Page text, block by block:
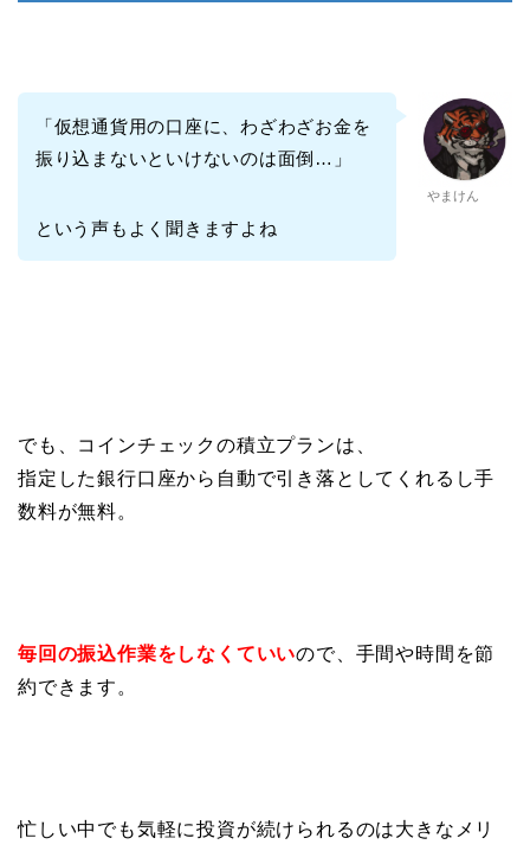
やまけん
「仮想通貨用の口座に、わざわざお金を
振り込まないといけないのは面倒…」
という声もよく聞きますよね
でも、コインチェックの積立プランは、
指定した銀行口座から自動で引き落としてくれるし手
数料が無料。
毎回の振込作業をしなくていいので、手間や時間を節
約できます。
忙しい中でも気軽に投資が続けられるのは大きなメリ